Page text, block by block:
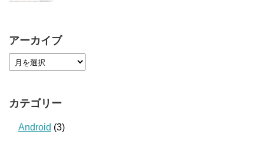
アーカイブ
カテゴリー
Android (3)